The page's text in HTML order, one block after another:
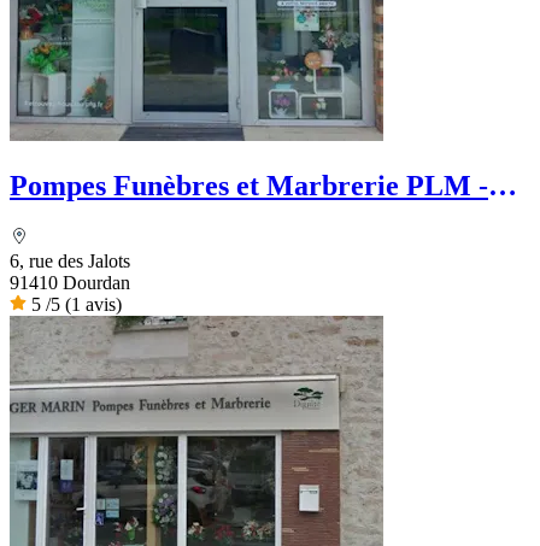
Pompes Funèbres et Marbrerie PLM -
6, rue des Jalots
91410 Dourdan
5 /5 (1 avis)